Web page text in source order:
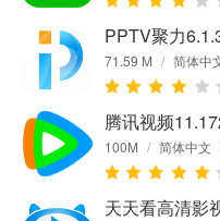
PPTV聚力
71.59 M / 简体中
腾讯视频
100M / 简体中文
天天看高清影